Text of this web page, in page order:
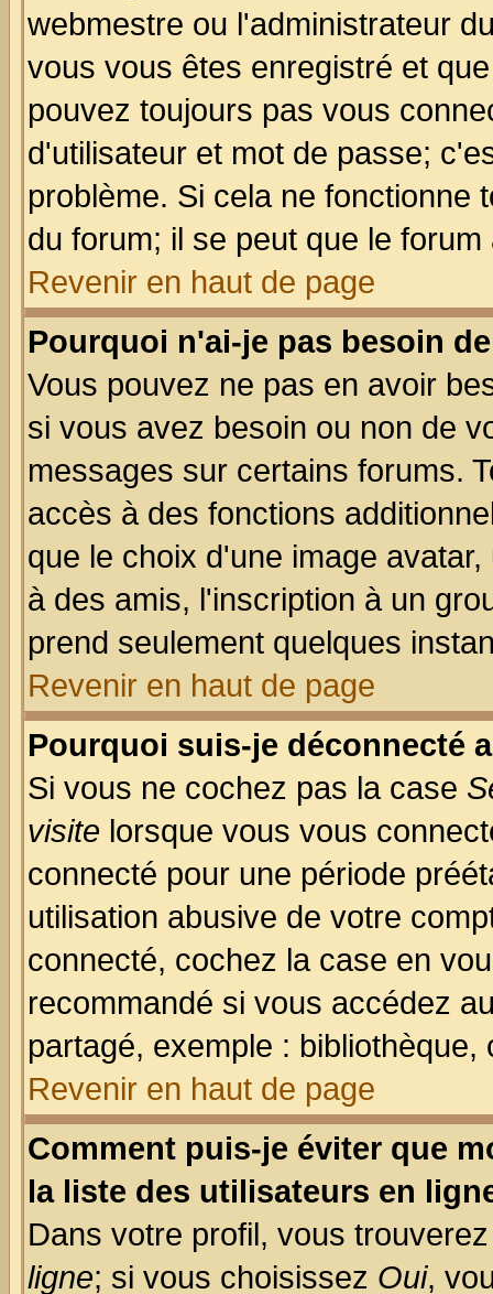
webmestre ou l'administrateur
vous vous êtes enregistré et
pouvez toujours pas vous
d'utilisateur et mot de passe;
problème. Si cela ne fonctionne
du forum; il se peut que le
Revenir en haut de page
Pourquoi n'ai-je pas besoin
Vous pouvez ne pas en avoir
si vous avez besoin ou non de
messages sur certains forums.
accès à des fonctions
que le choix d'une image
à des amis, l'inscription à un
prend seulement quelques
Revenir en haut de page
Pourquoi suis-je déconnecté
Si vous ne cochez pas la case
visite lorsque vous vous
connecté pour une période
utilisation abusive de votre
connecté, cochez la case en
recommandé si vous accédez
partagé, exemple :
Revenir en haut de page
Comment puis-je éviter que
la liste des utilisateurs en
Dans votre profil, vous
ligne; si vous choisissez Oui,